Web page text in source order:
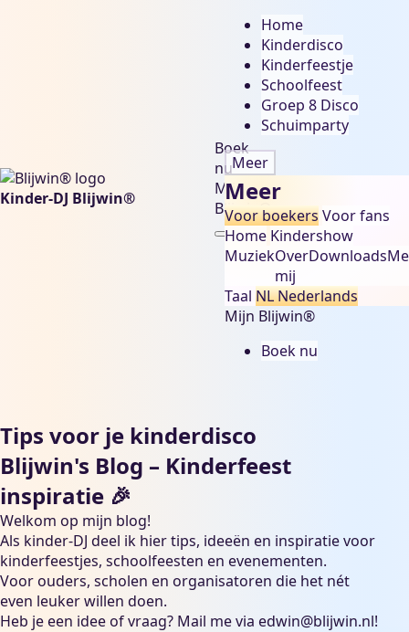
Kinder-DJ Blijwin®
Boek
nu
Mijn
Blijwin®
Home
Kinderdisco
Kinderfeestje
Schoolfeest
Groep 8 Disco
Schuimparty
Meer
Meer
Voor boekersVoor fans
Home Kindershow
MuziekOver
mij
Downloads
Taal NLNederlands
Mijn Blijwin®
Boek nu
Tips voor je kinderdisco
Blijwin's Blog – Kinderfeest
inspiratie 🎉
Welkom op mijn blog!
Als kinder-DJ deel ik hier tips, ideeën en inspiratie voor
kinderfeestjes, schoolfeesten en evenementen.
Voor ouders, scholen en organisatoren die het nét
even leuker willen doen.
Heb je een idee of vraag? Mail me via edwin@blijwin.nl!